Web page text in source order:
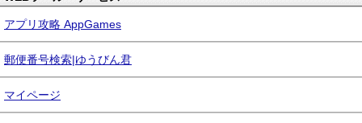
アプリ攻略 AppGames
郵便番号検索|ゆうびん君
マイページ